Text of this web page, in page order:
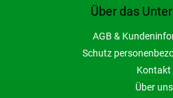
Über das
AGB &
Schutz
Kontakt
Über uns